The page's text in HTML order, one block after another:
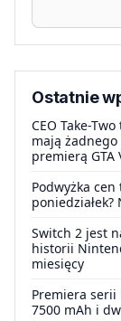
Ostatnie
CEO Take-
mają żadnego
premierą GTA
Podwyżka
Switch 2 jest
historii
miesięcy
Premiera serii
7500 mAh i